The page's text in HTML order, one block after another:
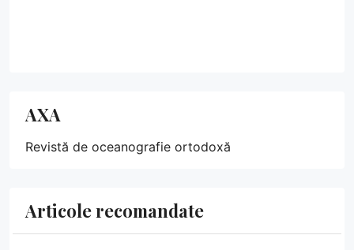
AXA
Revistă de oceanografie ortodoxă
Articole recomandate